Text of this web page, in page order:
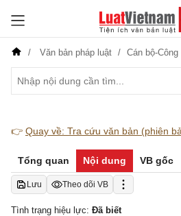
Văn bản pháp luật Cán bộ-
👉 Quay về: Tra cứu văn bản (phiên
Tổng quan Nội dung VB gốc
Lưu Theo dõi VB
Tình trạng hiệu lực: Đã biết